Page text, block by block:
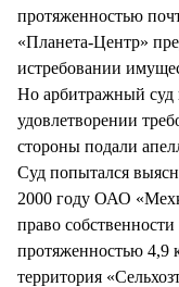
протяженностью
«Планета-Центр»
истребовании
Но арбитражный суд
удовлетворении
стороны подали
Суд попытался
2000 году ОАО
право
протяженностью 4,9
территория